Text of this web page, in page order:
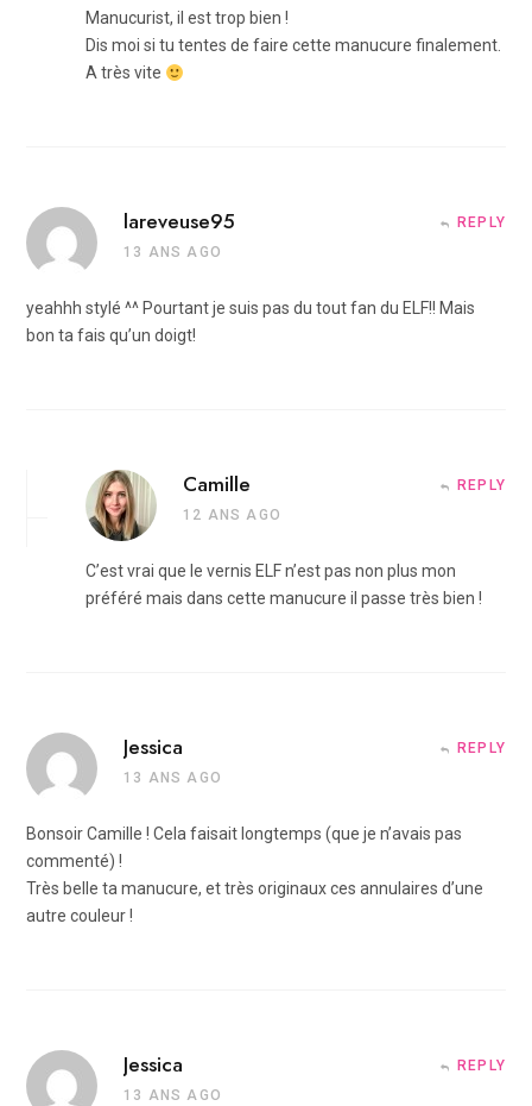
Manucurist, il est trop bien !
Dis moi si tu tentes de faire cette manucure finalement.
A très vite
lareveuse95
13 ANS AGO
REPLY
yeahhh stylé ^^ Pourtant je suis pas du tout fan du ELF!! Mais
bon ta fais qu’un doigt!
Camille
12 ANS AGO
REPLY
C’est vrai que le vernis ELF n’est pas non plus mon
préféré mais dans cette manucure il passe très bien !
Jessica
13 ANS AGO
REPLY
Bonsoir Camille ! Cela faisait longtemps (que je n’avais pas
commenté) !
Très belle ta manucure, et très originaux ces annulaires d’une
autre couleur !
Jessica
13 ANS AGO
REPLY